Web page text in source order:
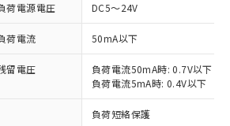
荷電源電圧 DC5～24V
荷電流 50mA以下
留電圧
負荷電流50mA時: 0.7V以下
負荷電流5mA時: 0.4V以下
負荷短絡保護
件
況
：EU RoHS指令（10物質）の
した製品が提供可能な商品で
RoHS指令（10物質）の非含
製品に切り替える予定のある